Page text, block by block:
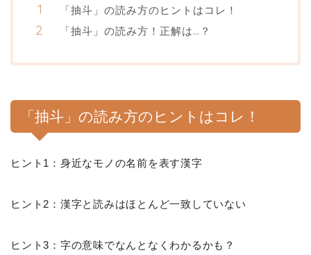
「抽斗」の読み方のヒントはコレ！
「抽斗」の読み方！正解は…？
「抽斗」の読み方のヒントはコレ！
ヒント1：身近なモノの名前を表す漢字
ヒント2：漢字と読みはほとんど一致していない
ヒント3：字の意味でなんとなくわかるかも？